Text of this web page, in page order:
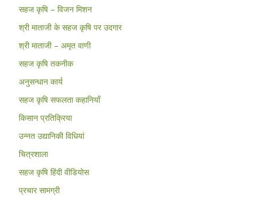
सहज कृषि – विजन मिशन
श्री माताजी के सहज कृषि पर उदगार
श्री माताजी – अमृत वाणी
सहज कृषि तकनीक
अनुसन्धान कार्य
सहज कृषि सफलता कहानियाँ
किसान प्रतिक्रिया
उन्नत उद्यानिकी विधियां
चित्रशाला
सहज कृषि हिंदी वीडियोस
प्रचार सामग्री